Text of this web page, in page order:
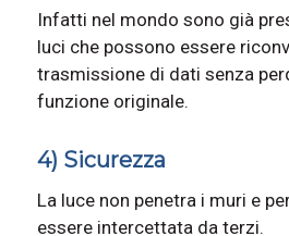
Infatti nel mondo sono già
luci che possono essere
trasmissione di dati senza
funzione originale.
4) Sicurezza
La luce non penetra i muri e
essere intercettata da terzi.